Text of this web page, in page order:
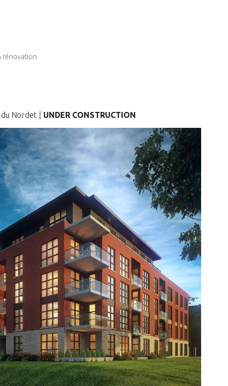
rénovation
Nordet | UNDER CONSTRUCTION